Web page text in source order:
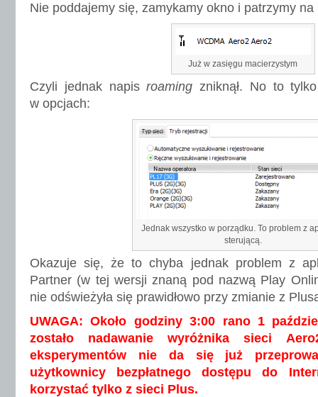
Nie poddajemy się, zamykamy okno i patrzymy na
Już w zasięgu macierzystym
Czyli jednak napisroaming zniknął. No to
w opcjach:
Jednak wszystko w porządku. To problem z
sterującą.
Okazuje się, że to chyba jednak problem z
Partner (w tej wersji znaną pod nazwą Play
nie odświeżyła się prawidłowo przy zmianie z
UWAGA: Około godziny 3:00 rano 1
zostało nadawanie wyróżnika sieci
eksperymentów nie da się już
użytkownicy bezpłatnego dostępu do
korzystać tylko z sieci Plus.